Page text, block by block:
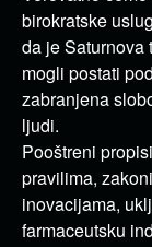
birokratske
da je Saturnova
mogli postati
zabranjena
ljudi.
Pooštreni
pravilima,
inovacijama,
farmaceutsku